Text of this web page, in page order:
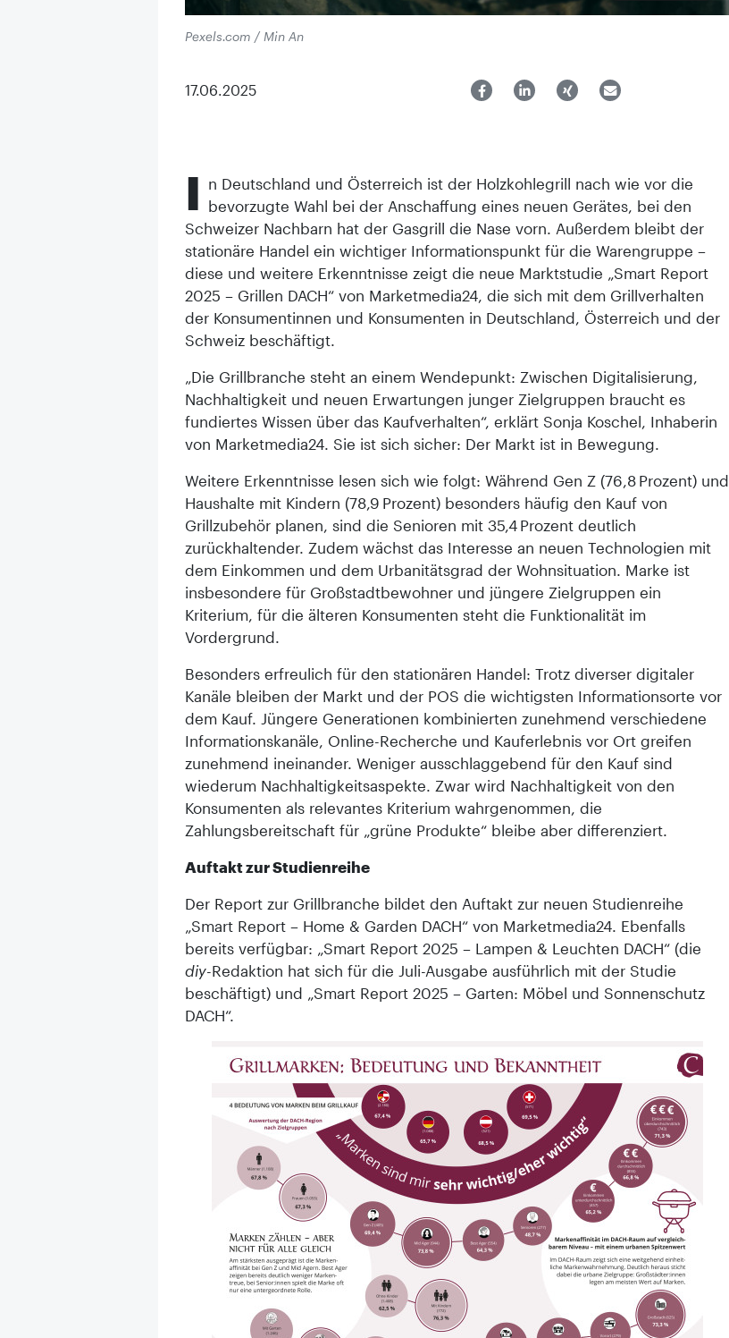
Pexels.com / Min An
17.06.2025
I n Deutschland und Österreich ist der Holzkohlegrill nach wie vor die
bevorzugte Wahl bei der Anschaffung eines neuen Gerätes, bei den
Schweizer Nachbarn hat der Gasgrill die Nase vorn. Außerdem bleibt der
stationäre Handel ein wichtiger Informationspunkt für die Warengruppe –
diese und weitere Erkenntnisse zeigt die neue Marktstudie „Smart Report
2025 – Grillen DACH“ von Marketmedia24, die sich mit dem Grillverhalten
der Konsumentinnen und Konsumenten in Deutschland, Österreich und der
Schweiz beschäftigt.
„Die Grillbranche steht an einem Wendepunkt: Zwischen Digitalisierung,
Nachhaltigkeit und neuen Erwartungen junger Zielgruppen braucht es
fundiertes Wissen über das Kaufverhalten“, erklärt Sonja Koschel, Inhaberin
von Marketmedia24. Sie ist sich sicher: Der Markt ist in Bewegung.
Weitere Erkenntnisse lesen sich wie folgt: Während Gen Z (76,8 Prozent) und
Haushalte mit Kindern (78,9 Prozent) besonders häufig den Kauf von
Grillzubehör planen, sind die Senioren mit 35,4 Prozent deutlich
zurückhaltender. Zudem wächst das Interesse an neuen Technologien mit
dem Einkommen und dem Urbanitätsgrad der Wohnsituation. Marke ist
insbesondere für Großstadtbewohner und jüngere Zielgruppen ein
Kriterium, für die älteren Konsumenten steht die Funktionalität im
Vordergrund.
Besonders erfreulich für den stationären Handel: Trotz diverser digitaler
Kanäle bleiben der Markt und der POS die wichtigsten Informationsorte vor
dem Kauf. Jüngere Generationen kombinierten zunehmend verschiedene
Informationskanäle, Online-Recherche und Kauferlebnis vor Ort greifen
zunehmend ineinander. Weniger ausschlaggebend für den Kauf sind
wiederum Nachhaltigkeitsaspekte. Zwar wird Nachhaltigkeit von den
Konsumenten als relevantes Kriterium wahrgenommen, die
Zahlungsbereitschaft für „grüne Produkte“ bleibe aber differenziert.
Auftakt zur Studienreihe
Der Report zur Grillbranche bildet den Auftakt zur neuen Studienreihe
„Smart Report – Home & Garden DACH“ von Marketmedia24. Ebenfalls
bereits verfügbar: „Smart Report 2025 – Lampen & Leuchten DACH“ (die
diy-Redaktion hat sich für die Juli-Ausgabe ausführlich mit der Studie
beschäftigt) und „Smart Report 2025 – Garten: Möbel und Sonnenschutz
DACH“.